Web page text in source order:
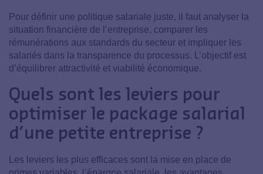
Pour définir une politique salariale juste, il faut analyser la
situation financière de l’entreprise, comparer les
rémunérations aux standards du secteur et impliquer les
salariés dans la transparence du processus. L’objectif est
d’équilibrer attractivité et viabilité économique.
Quels sont les leviers pour
optimiser le package salarial
d’une petite entreprise ?
Les leviers les plus efficaces sont la mise en place de